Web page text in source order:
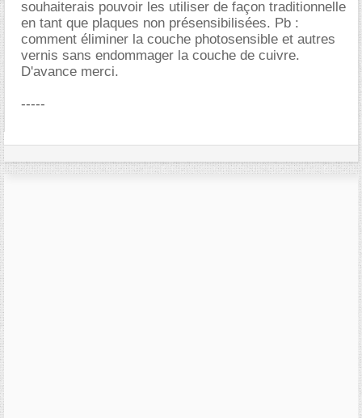
souhaiterais pouvoir les utiliser de façon traditionnelle
en tant que plaques non présensibilisées. Pb :
comment éliminer la couche photosensible et autres
vernis sans endommager la couche de cuivre.
D'avance merci.
-----